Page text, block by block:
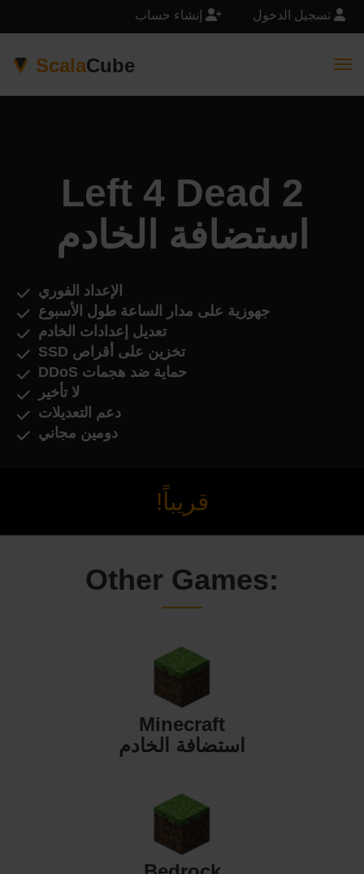
تسجيل الدخول إنشاء حساب
ScalaCube
Left 4 Dead 2
استضافة الخادم
الإعداد الفوري
جهوزية على مدار الساعة طول الأسبوع
تعديل إعدادات الخادم
تخزين على أقراص SSD
حماية ضد هجمات DDoS
لا تأخير
دعم التعديلات
دومين مجاني
قريباً!
Other Games:
Minecraft
استضافة الخادم